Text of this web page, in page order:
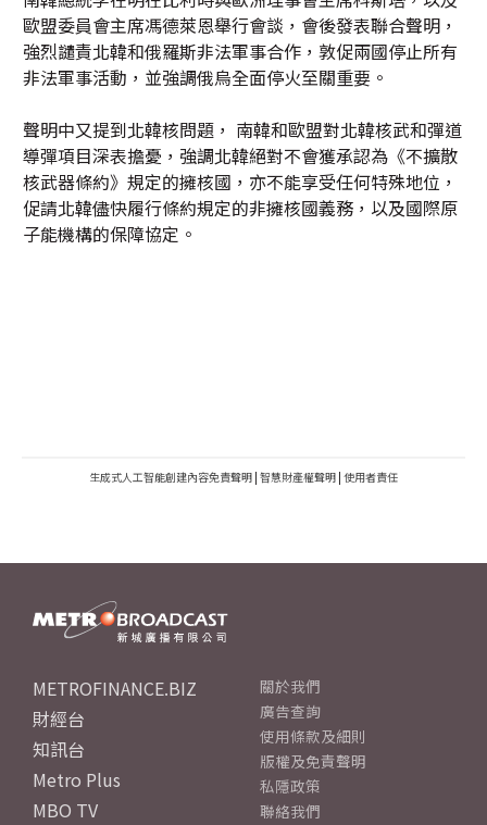
歐盟委員會主席馮德萊恩舉行會談，會後發表聯合聲明，
強烈譴責北韓和俄羅斯非法軍事合作，敦促兩國停止所有
非法軍事活動，並強調俄烏全面停火至關重要。
聲明中又提到北韓核問題， 南韓和歐盟對北韓核武和彈道
導彈項目深表擔憂，強調北韓絕對不會獲承認為《不擴散
核武器條約》規定的擁核國，亦不能享受任何特殊地位，
促請北韓儘快履行條約規定的非擁核國義務，以及國際原
子能機構的保障協定。
生成式人工智能創建內容免責聲明 | 智慧財產權聲明 | 使用者責任
METROFINANCE.BIZ
財經台
知訊台
Metro Plus
MBO TV
關於我們
廣告查詢
使用條款及細則
版權及免責聲明
私隱政策
聯絡我們